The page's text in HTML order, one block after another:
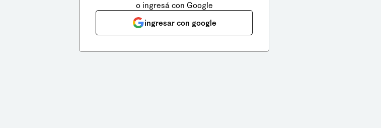
o ingresá con Google
ingresar con google